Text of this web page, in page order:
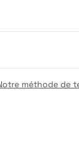
méthode de